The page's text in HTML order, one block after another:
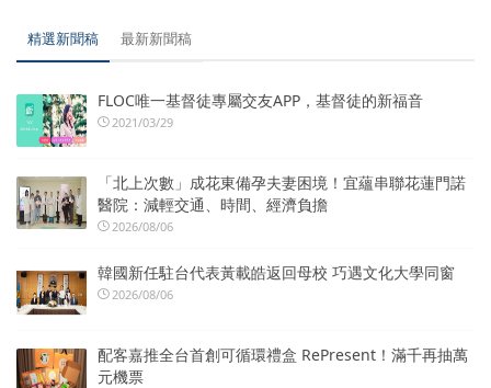
精選新聞稿 最新新聞稿
FLOC唯一基督徒專屬交友APP，基督徒的新福音
2021/03/29
「北上次數」成花東備孕夫妻困境！宜蘊串聯花蓮門諾
醫院：減輕交通、時間、經濟負擔
2026/08/06
韓國新任駐台代表黃載皓返回母校 巧遇文化大學同窗
2026/08/06
配客嘉推全台首創可循環禮盒 RePresent！滿千再抽萬
元機票